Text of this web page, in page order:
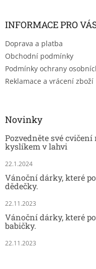
INFORMACE PRO
Doprava a platba
Obchodní podmínky
Podmínky ochrany
Reklamace a vrácení zboží
Novinky
Pozvedněte své
kyslíkem v lahvi
22.1.2024
Vánoční dárky, které
dědečky.
22.11.2023
Vánoční dárky, které
babičky.
22.11.2023